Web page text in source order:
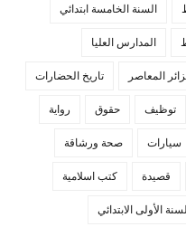
السنة الخامسة ابتدائي
المدارس العليا
المعاصر تاريخ الحضارات
توظيف حقوق رواية
سيارات صحة ورشاقة
قصيدة كتب اسلامية
الأولى الابتدائي